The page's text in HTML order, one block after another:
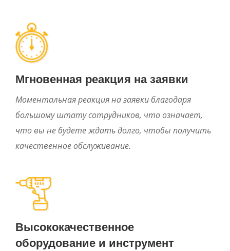
Мгновенная реакция на заявки
Моментальная реакция на заявки благодаря
большому штату сотрудников, что означает,
что вы не будете ждать долго, чтобы получить
качественное обслуживание.
Высококачественное
оборудование и инструмент